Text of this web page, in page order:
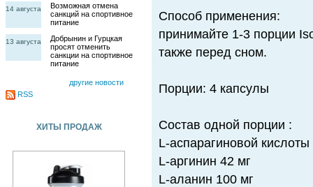
14 августа
Возможная отмена
санкций на спортивное
питание
13 августа
Добрынин и Гурцкая
просят отменить
санкции на спортивное
питание
другие новости
RSS
ХИТЫ ПРОДАЖ
Способ применения:
принимайте 1-3 порции
также перед сном.
Порции: 4 капсулы
Состав одной порции :
L-аспарагиновой кислоты
L-аргинин 42 мг
L-аланин 100 мг